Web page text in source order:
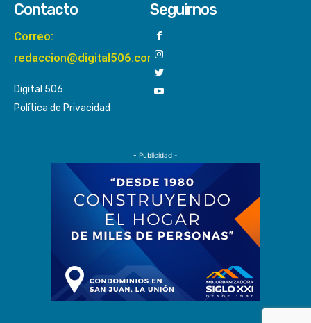
Contacto
Correo:
redaccion@digital506.com
Digital 506
Política de Privacidad
Seguirnos
- Publicidad -